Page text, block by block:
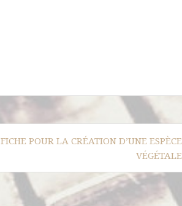
FICHE POUR LA CRÉATION D’UNE ESPÈCE
VÉGÉTALE